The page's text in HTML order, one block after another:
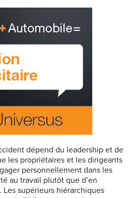
dépend du leadership et de
les propriétaires et les dirigeants
personnellement dans les
au travail plutôt que d’en
supérieurs hiérarchiques